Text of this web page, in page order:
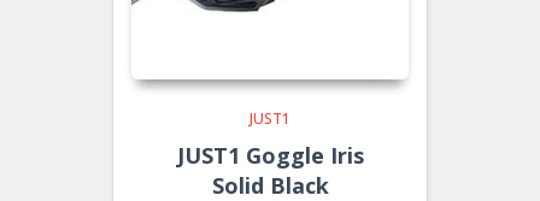
JUST1
JUST1 Goggle Iris
Solid Black